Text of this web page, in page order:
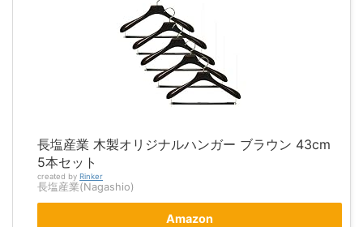
長塩産業 木製オリジナルハンガー ブラウン 43cm
5本セット
created by Rinker
長塩産業(Nagashio)
Amazon